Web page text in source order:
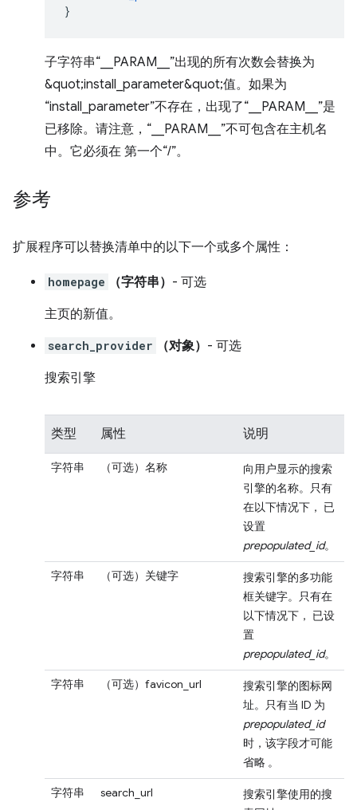
}
子字符串“__PARAM__”出现的所有次数会替换为
&quot;install_parameter&quot;值。如果为
“install_parameter”不存在，出现了“__PARAM__”是
已移除。请注意，“__PARAM__”不可包含在主机名
中。它必须在 第一个“/”。
参考
扩展程序可以替换清单中的以下一个或多个属性：
homepage （字符串） - 可选
主页的新值。
search_provider （对象） - 可选
搜索引擎
类型 属性 说明
字符串 （可选）名称
向用户显示的搜索
引擎的名称。只有
在以下情况下， 已
设置
prepopulated_id。
字符串 （可选）关键字
搜索引擎的多功能
框关键字。只有在
以下情况下， 已设
置
prepopulated_id。
字符串 （可选）favicon_url
搜索引擎的图标网
址。只有当 ID 为
prepopulated_id
时，该字段才可能
省略 。
字符串 search_url
搜索引擎使用的搜